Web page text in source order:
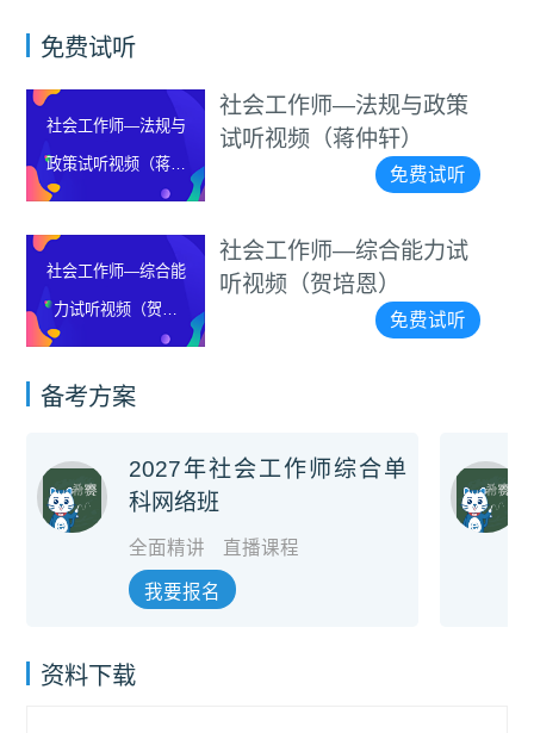
免费试听
社会工作师—法规与
政策试听视频（蒋仲
轩）
社会工作师—法规与政策
试听视频（蒋仲轩）
免费试听
社会工作师—综合能
力试听视频（贺培
恩）
社会工作师—综合能力试
听视频（贺培恩）
免费试听
备考方案
2027年社会工作师综合单
科网络班
全面精讲 直播课程
我要报名
资料下载